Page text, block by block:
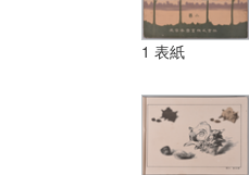
1 表紙